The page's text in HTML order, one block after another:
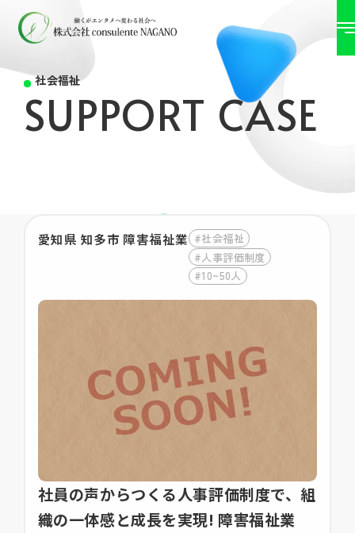
社会福祉
SUPPORT CASE
愛知県 知多市 障害福祉業 #社会福祉
#人事評価制度
#10~50人
社員の声からつくる人事評価制度で、組
織の一体感と成長を実現! 障害福祉業